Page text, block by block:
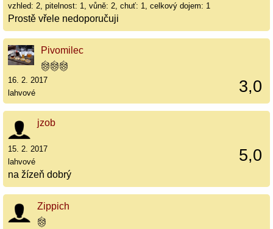
vzhled: 2, pitelnost: 1, vůně: 2, chuť: 1, celkový dojem: 1
Prostě vřele nedoporučuji
Pivomilec
3,0
16. 2. 2017
lahvové
jzob
5,0
15. 2. 2017
lahvové
na žízeň dobrý
Zippich